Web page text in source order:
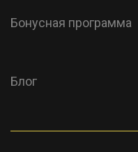
Бонусная программа
Блог